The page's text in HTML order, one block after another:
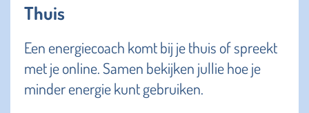
Thuis
Een energiecoach komt bij je thuis of spreekt
met je online. Samen bekijken jullie hoe je
minder energie kunt gebruiken.